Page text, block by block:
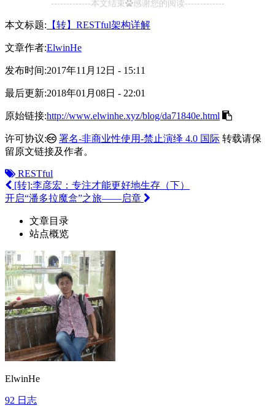
-------------本文结束 感谢您的阅读-------------
本文标题: 【转】RESTful架构详解
文章作者:ElwinHe
发布时间:2017年11月12日 - 15:11
最后更新:2018年01月08日 - 22:01
原始链接:http://www.elwinhe.xyz/blog/da71840e.html
许可协议: 署名-非商业性使用-禁止演绎 4.0 国际 转载请保
留原文链接及作者。
RESTful
[转]:李彦宏：专注才能更好地生存（下）
开启“潘多拉魔盒”之旅——启章
文章目录
站点概览
ElwinHe
92 日志